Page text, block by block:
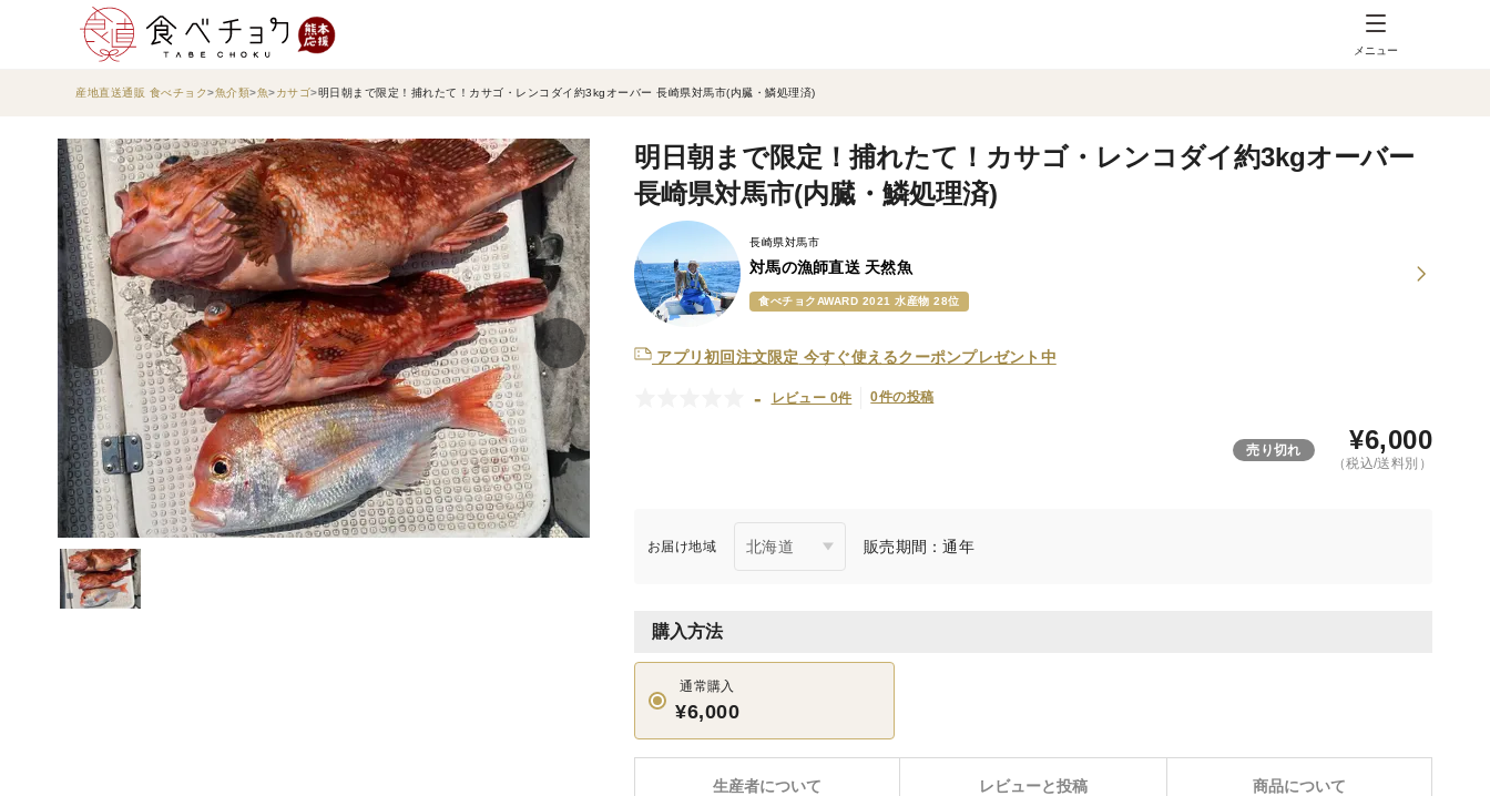
メニュー
産地直送通販 食べチョク 魚介類 魚 カサゴ 明日朝まで限定！捕れたて！カサゴ・レンコダイ約3kgオーバー 長崎県対馬市(内臓・鱗処理済)
明日朝まで限定！捕れたて！カサゴ・レンコダイ約3kgオーバー
長崎県対馬市(内臓・鱗処理済)
長崎県対馬市
対馬の漁師直送 天然魚
食べチョクAWARD 2021 水産物 28位
アプリ初回注文限定 今すぐ使えるクーポンプレゼント中
- レビュー 0件 0件の投稿
売り切れ ¥6,000
（税込/送料別）
お届け地域 販売期間：通年
購入方法
通常購入
¥6,000
レビューと投稿 商品について
生産者について